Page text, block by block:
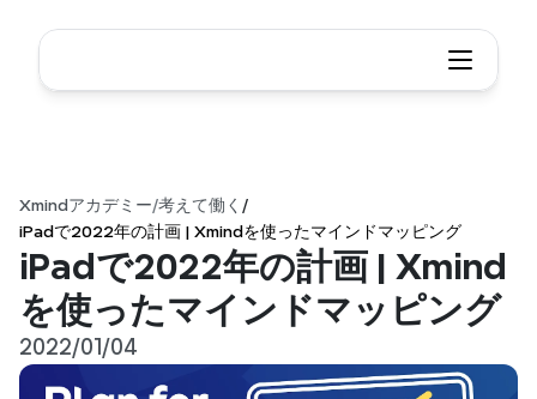
Xmindアカデミー/考えて働く /
iPadで2022年の計画 | Xmindを使ったマインドマッピング
iPadで2022年の計画 | Xmind
を使ったマインドマッピング
2022/01/04